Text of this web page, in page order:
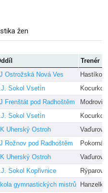
žen
Trenér
Ostrožská Nová Ves
Sokol Vsetín
Frenštát pod Radhoštěm
Sokol Vsetín
Uherský Ostroh
Vaďurová
Rožnov pod Radhoštěm
Pokorná
Uherský Ostroh
Vaďurová
Sokol Kopřivnice
gymnastických mistrů